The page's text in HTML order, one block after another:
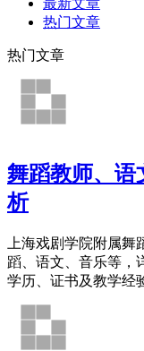
热门文章
热门文章
舞蹈教师、语
析
上海戏剧学院附属
蹈、语文、音乐等，
学历、证书及教学经